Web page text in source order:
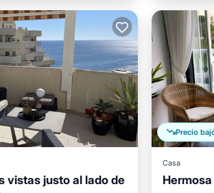
vistas justo al lado de
Precio
Casa